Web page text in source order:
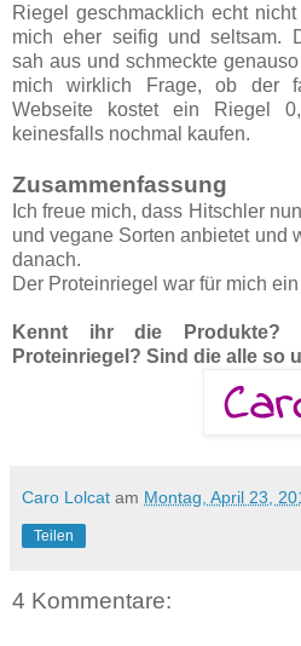
Riegel geschmacklich echt
mich eher seifig und seltsam.
sah aus und schmeckte
mich wirklich Frage, ob der
Webseite kostet ein Riegel
keinesfalls nochmal kaufen.
Zusammenfassung
Ich freue mich, dass Hitschler
und vegane Sorten anbietet und
danach.
Der Proteinriegel war für mich
Kennt ihr die Produkte?
Proteinriegel? Sind die alle so
Caro Lolcat am Montag, April 23,
Teilen
4 Kommentare: